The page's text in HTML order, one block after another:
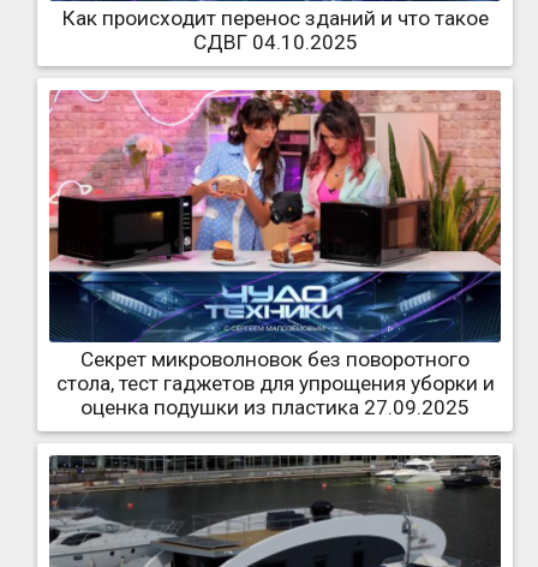
Как происходит перенос зданий и что такое
СДВГ 04.10.2025
Секрет микроволновок без поворотного
стола, тест гаджетов для упрощения уборки и
оценка подушки из пластика 27.09.2025